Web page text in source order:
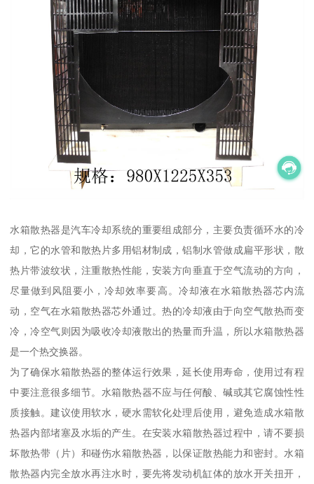
水箱散热器是汽车冷却系统的重要组成部分，主要负责循环水的冷
却，它的水管和散热片多用铝材制成，铝制水管做成扁平形状，散
热片带波纹状，注重散热性能，安装方向垂直于空气流动的方向，
尽量做到风阻要小，冷却效率要高。冷却液在水箱散热器芯内流
动，空气在水箱散热器芯外通过。热的冷却液由于向空气散热而变
冷，冷空气则因为吸收冷却液散出的热量而升温，所以水箱散热器
是一个热交换器。
为了确保水箱散热器的整体运行效果，延长使用寿命，使用过有程
中要注意很多细节。水箱散热器不应与任何酸、碱或其它腐蚀性性
质接触。建议使用软水，硬水需软化处理后使用，避免造成水箱散
热器内部堵塞及水垢的产生。在安装水箱散热器过程中，请不要损
坏散热带（片）和碰伤水箱散热器，以保证散热能力和密封。水箱
散热器内完全放水再注水时，要先将发动机缸体的放水开关扭开，